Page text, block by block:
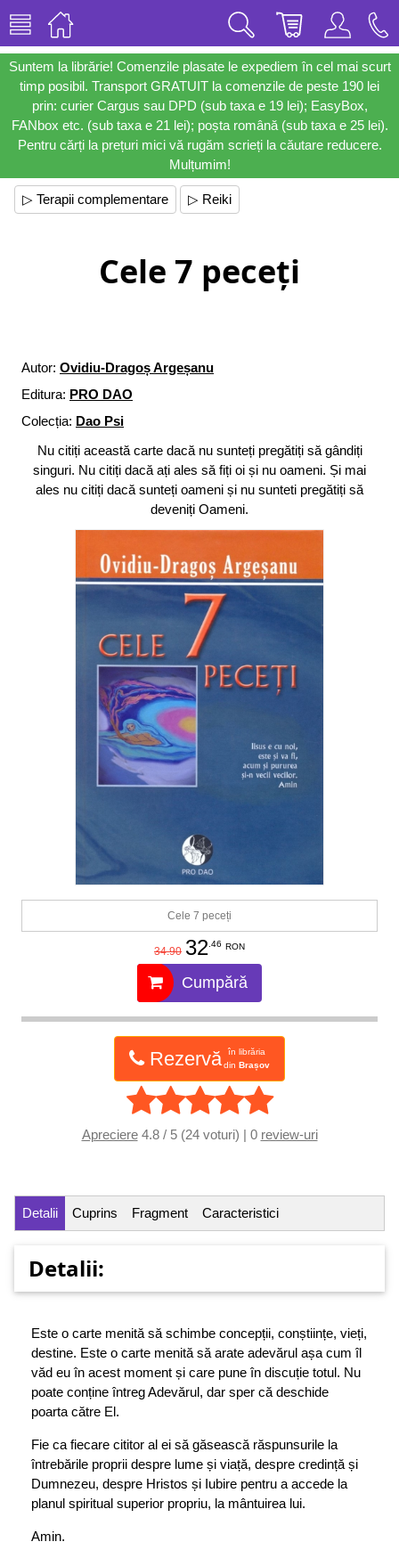
Suntem la librărie! Comenzile plasate le expediem în cel mai scurt
timp posibil. Transport GRATUIT la comenzile de peste 190 lei
prin: curier Cargus sau DPD (sub taxa e 19 lei); EasyBox,
FANbox etc. (sub taxa e 21 lei); poșta română (sub taxa e 25 lei).
Pentru cărți la prețuri mici vă rugăm scrieți la căutare reducere.
Mulțumim!
▷ Terapii complementare ▷ Reiki
Cele 7 peceți
Autor: Ovidiu-Dragoș Argeșanu
Editura: PRO DAO
Colecția: Dao Psi
Nu citiți această carte dacă nu sunteți pregătiți să gândiți
singuri. Nu citiți dacă ați ales să fiți oi și nu oameni. Și mai
ales nu citiți dacă sunteți oameni și nu sunteti pregătiți să
deveniți Oameni.
Cele 7 peceți
34.90 32.46 RON
Cumpără
Rezervă
în librăria
din Brașov
Apreciere4.8 / 5 (24 voturi) | 0 review-uri
Detalii Cuprins Fragment Caracteristici
Detalii:
Este o carte menită să schimbe concepții, conștiințe, vieți,
destine. Este o carte menită să arate adevărul așa cum îl
văd eu în acest moment și care pune în discuție totul. Nu
poate conține întreg Adevărul, dar sper că deschide
poarta către El.
Fie ca fiecare cititor al ei să găsească răspunsurile la
întrebările proprii despre lume și viață, despre credință și
Dumnezeu, despre Hristos și Iubire pentru a accede la
planul spiritual superior propriu, la mântuirea lui.
Amin.